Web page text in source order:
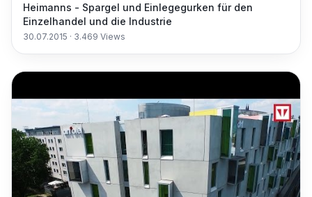
Heimanns - Spargel und Einlegegurken für den
Einzelhandel und die Industrie
30.07.2015 · 3.469 Views